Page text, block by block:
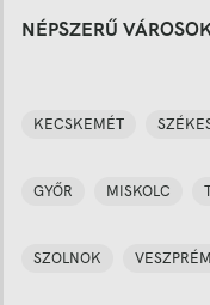
NÉPSZERŰ
KECSKEMÉT
GYŐR MISKOLC
SZOLNOK VESZPRÉM